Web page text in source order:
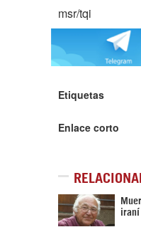
msr/tqi
Etiquetas
Enlace corto
iraní